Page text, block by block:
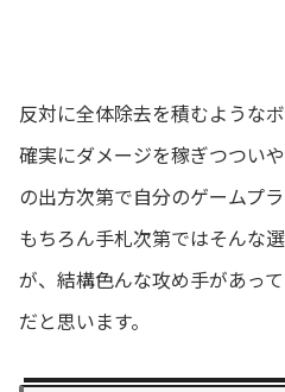
反対に全体除去を積むような
確実にダメージを稼ぎつつい
の出方次第で自分のゲームプ
もちろん手札次第ではそんな
が、結構色んな攻め手があっ
だと思います。